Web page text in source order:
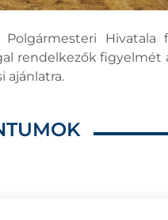
Polgármesteri Hivatala
rendelkezők figyelmét
ajánlatra.